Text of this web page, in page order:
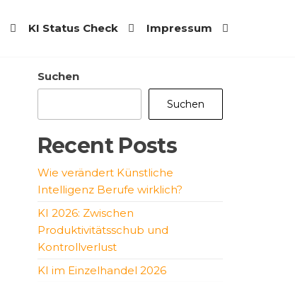
KI Status Check Impressum
Suchen
Suchen
Recent Posts
Wie verändert Künstliche
Intelligenz Berufe wirklich?
KI 2026: Zwischen
Produktivitätsschub und
Kontrollverlust
KI im Einzelhandel 2026